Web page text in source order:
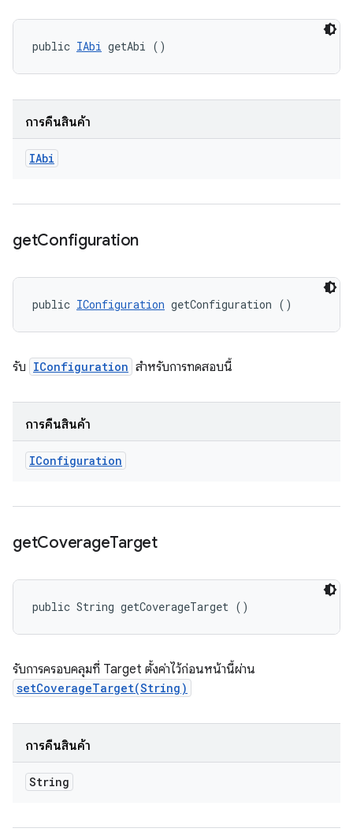
public IAbi getAbi ()
การคืนสินค้า
IAbi
getConfiguration
public IConfiguration getConfiguration ()
รับ IConfiguration สำหรับการทดสอบนี้
การคืนสินค้า
IConfiguration
getCoverageTarget
public String getCoverageTarget ()
รับการครอบคลุมที่ Target ตั้งค่าไว้ก่อนหน้านี้ผ่าน
setCoverageTarget(String)
การคืนสินค้า
String